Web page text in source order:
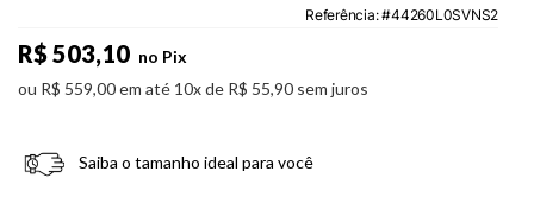
Referência: 44260L0SVNS2
R$503,10 no Pix
ou R$ 559,00em até 10x de R$ 55,90 sem juros
Saiba o tamanho ideal para você